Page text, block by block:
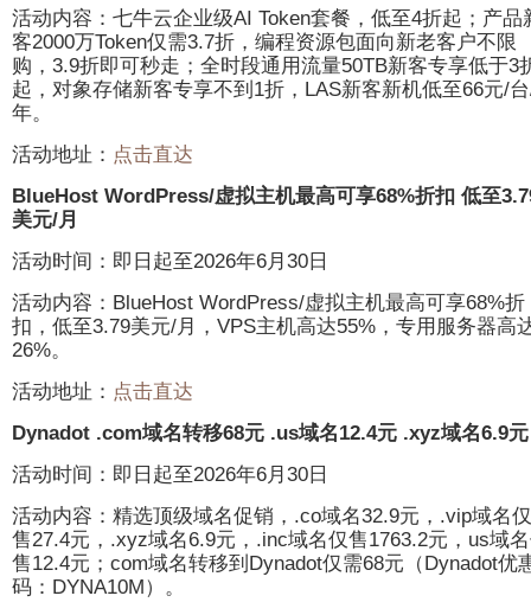
活动内容：七牛云企业级AI Token套餐，低至4折起；产品
客2000万Token仅需3.7折，编程资源包面向新老客户不限
购，3.9折即可秒走；全时段通用流量50TB新客专享低于3
起，对象存储新客专享不到1折，LAS新客新机低至66元/
年。
活动地址： 点击直达
BlueHost WordPress/虚拟主机最高可享68%折扣 低至
美元/月
活动时间：即日起至2026年6月30日
活动内容：BlueHost WordPress/虚拟主机最高可享68%折
扣，低至3.79美元/月，VPS主机高达55%，专用服务器高
26%。
活动地址： 点击直达
Dynadot .com域名转移68元 .us域名12.4元 .xyz域名6.9元
活动时间：即日起至2026年6月30日
活动内容：精选顶级域名促销，.co域名32.9元，.vip域名仅
售27.4元，.xyz域名6.9元，.inc域名仅售1763.2元，us域
售12.4元；com域名转移到Dynadot仅需68元（Dynadot优
码：DYNA10M）。